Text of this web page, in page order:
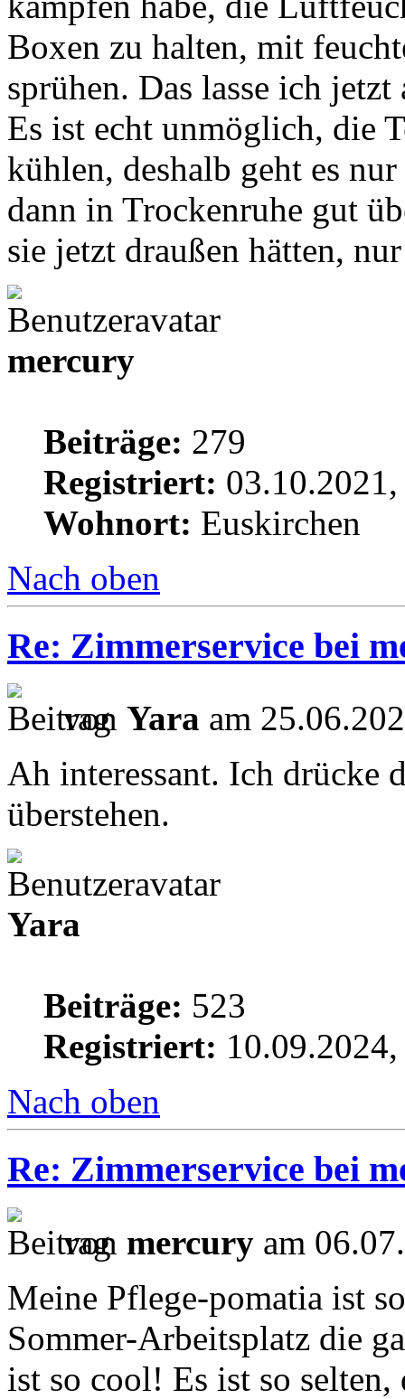
Boxen zu halten, mit
sprühen. Das lasse ich jetzt
Es ist echt unmöglich, die
kühlen, deshalb geht es
dann in Trockenruhe gut
sie jetzt draußen hätten,
mercury
Beiträge: 279
Registriert:
Wohnort: Euskirchen
Nach oben
Re: Zimmerservice bei
von Yara am
Ah interessant. Ich drücke
überstehen.
Yara
Beiträge: 523
Registriert:
Nach oben
Re: Zimmerservice bei
von mercury am
Meine Pflege-pomatia ist
Sommer-Arbeitsplatz die
ist so cool! Es ist so selten,